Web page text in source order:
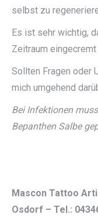
selbst zu
Es ist sehr wichtig,
Zeitraum
Sollten Fragen oder
mich umgehend
Bei Infektionen
Bepanthen Salbe
Mascon Tattoo
Osdorf – Tel.: